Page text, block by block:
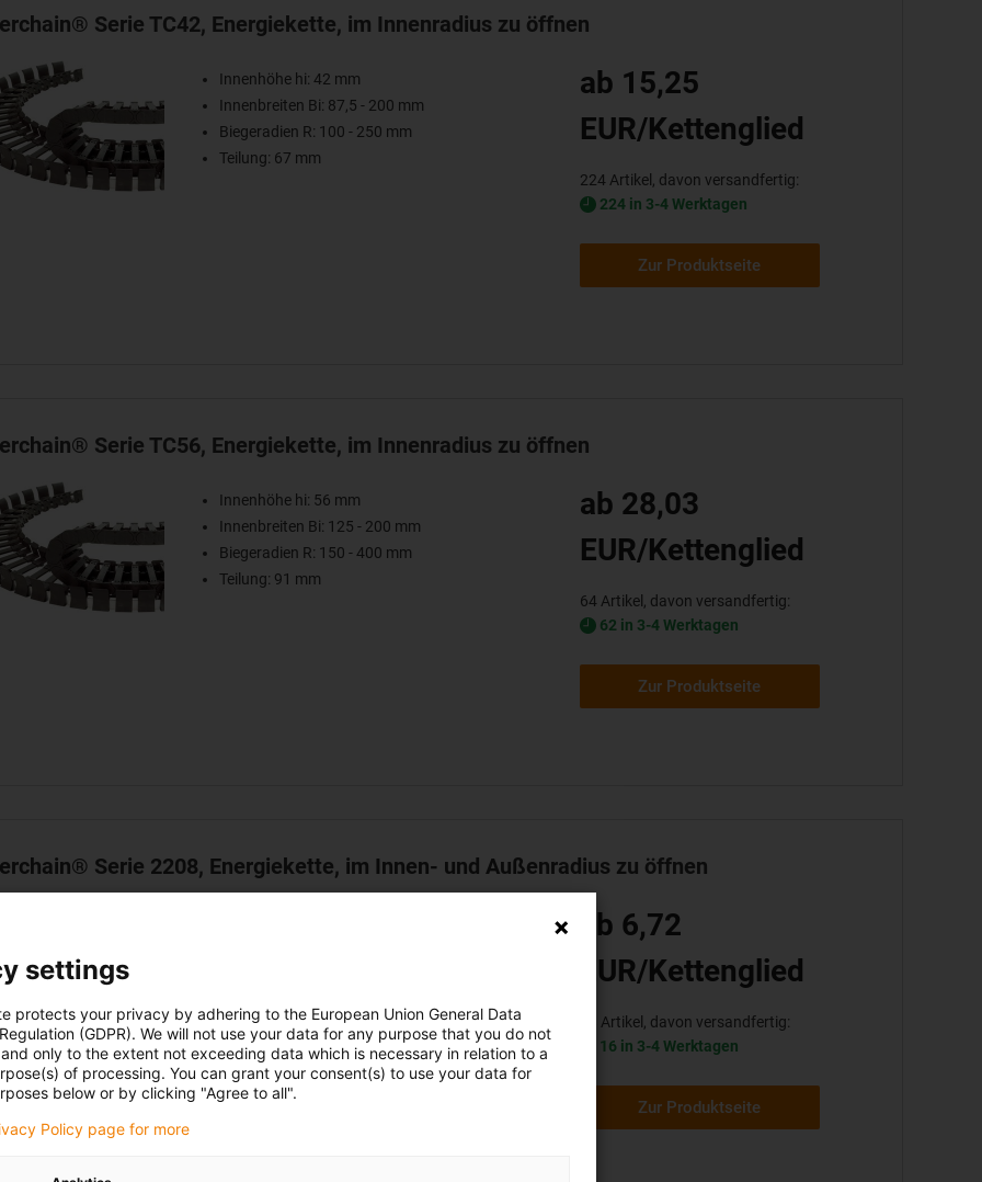
Serie TC42, Energiekette, im Innenradius zu öffnen
Innenhöhe hi: 42 mm
Innenbreiten Bi: 87,5 - 200 mm
Biegeradien R: 100 - 250 mm
Teilung: 67 mm
ab 15,25
EUR/Kettenglied
224 Artikel, davon versandfertig:
224 in 3-4 Werktagen
Zur Produktseite
Serie TC56, Energiekette, im Innenradius zu öffnen
Innenhöhe hi: 56 mm
Innenbreiten Bi: 125 - 200 mm
Biegeradien R: 150 - 400 mm
Teilung: 91 mm
ab 28,03
EUR/Kettenglied
64 Artikel, davon versandfertig:
62 in 3-4 Werktagen
Zur Produktseite
Serie 2208, Energiekette, im Innen- und Außenradius zu öffnen
ab 6,72
EUR/Kettenglied
18 Artikel, davon versandfertig:
16 in 3-4 Werktagen
Zur Produktseite
settings
protects your privacy by adhering to the European Union General Data
(GDPR). We will not use your data for any purpose that you do not
only to the extent not exceeding data which is necessary in relation to a
of processing. You can grant your consent(s) to use your data for
below or by clicking "Agree to all".
Policy page for more